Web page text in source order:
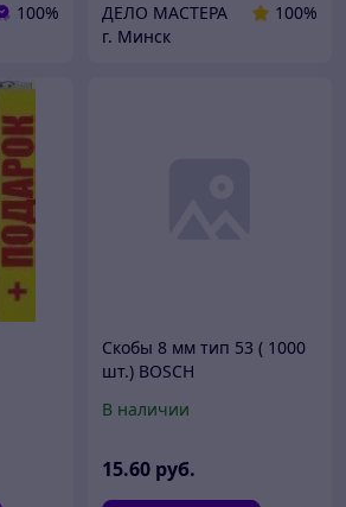
100%
ДЕЛО МАСТЕРА
100%
г. Минск
Скобы 8 мм тип 53 ( 1000
шт.) BOSCH
В наличии
15.60 руб.